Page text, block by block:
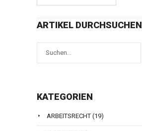
ARTIKEL DURCHSUCHEN
KATEGORIEN
ARBEITSRECHT (19)